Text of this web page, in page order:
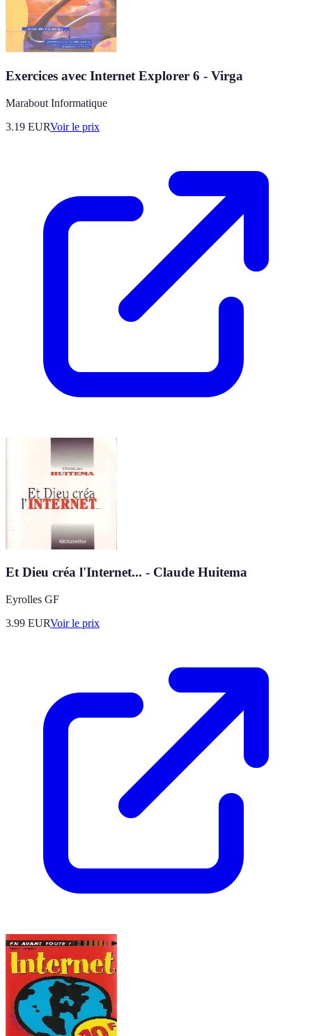
Exercices avec Internet Explorer 6 - Virga
Marabout Informatique
3.19 EURVoir le prix
Et Dieu créa l'Internet... - Claude Huitema
Eyrolles GF
3.99 EURVoir le prix